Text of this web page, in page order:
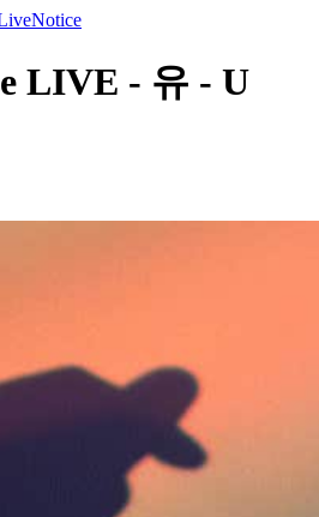
Notice
LIVE - 유 - U